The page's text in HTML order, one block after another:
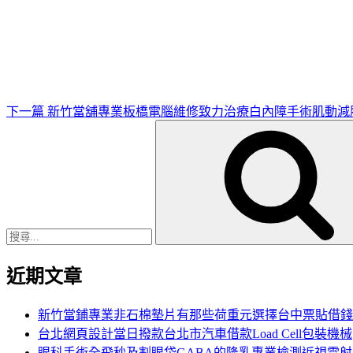
下一篇 新竹當舖專業板橋電腦維修致力治療白內障手術肌動減
近期文章
新竹當鋪專業非石棉墊片有那些荷重元選擇台中票貼借錢
台北網頁設計當日撥款台北市汽車借款Load Cell包裝機械